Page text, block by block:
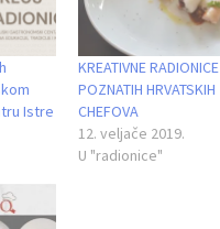
Istre
KREATIVNE RADIONICE
POZNATIH HRVATSKIH
CHEFOVA
12. veljače 2019.
U "radionice"